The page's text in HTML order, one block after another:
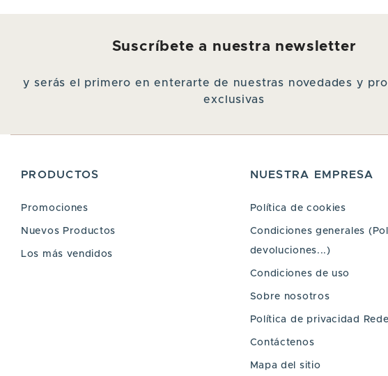
Suscríbete a nuestra newsletter
y serás el primero en enterarte de nuestras novedades y
exclusivas
PRODUCTOS
Promociones
Nuevos Productos
Los más vendidos
NUESTRA EMPRESA
Política de cookies
Condiciones generales
devoluciones...)
Condiciones de uso
Sobre nosotros
Política de privacidad
Contáctenos
Mapa del sitio